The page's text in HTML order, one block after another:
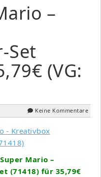
–
Set
(VG:
Keine Kommentare
Super Mario –
(71418) für 35,79€